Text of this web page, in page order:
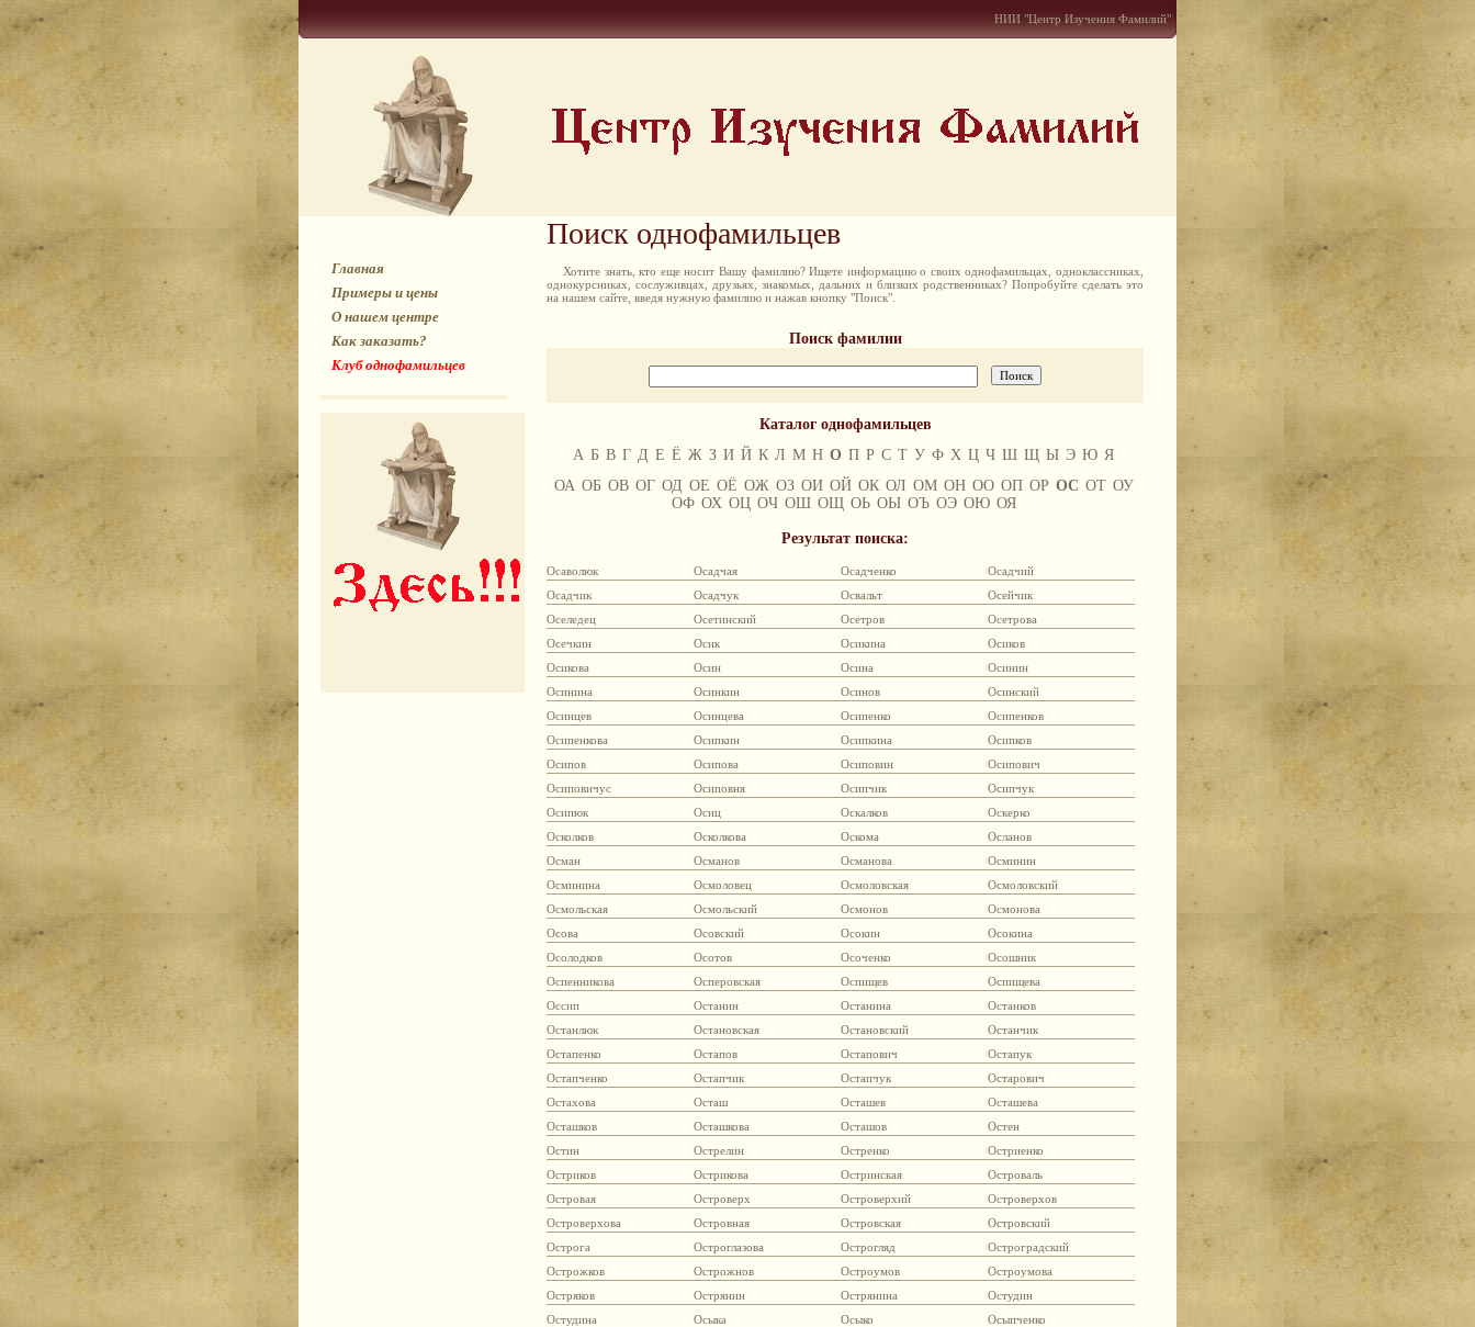
НИИ "Центр Изучения Фамилий"
Главная
Примеры и цены
О нашем центре
Как заказать?
Клуб однофамильцев
Поиск однофамильцев
Хотите знать, кто еще носит Вашу фамилию? Ищете информацию о своих однофамильцах, одноклассниках,
однокурсниках, сослуживцах, друзьях, знакомых, дальних и близких родственниках? Попробуйте сделать это
на нашем сайте, введя нужную фамилию и нажав кнопку "Поиск".
Поиск фамилии
Каталог однофамильцев
А Б В Г Д Е Ё Ж З И Й К Л М Н О П Р С Т У Ф Х Ц Ч Ш Щ Ы Э Ю Я
ОА ОБ ОВ ОГ ОД ОЕ ОЁ ОЖ ОЗ ОИ ОЙ ОК ОЛ ОМ ОН ОО ОП ОР ОС ОТ ОУ
ОФ ОХ ОЦ ОЧ ОШ ОЩ ОЬ ОЫ ОЪ ОЭ ОЮ ОЯ
Результат поиска:
Осаволюк Осадчая Осадченко
Осадчий
Осадчик
Осадчук Освальт
Осейчик
Оселедец
Осетинский Осетров
Осетрова
Осечкин
Осик Осикина
Осиков
Осикова
Осин Осина
Осинин
Осинина
Осинкин Осинов
Осинский
Осинцев
Осинцева Осипенко
Осипенков
Осипенкова
Осипкин Осипкина
Осипков
Осипов
Осипова Осиповин
Осипович
Осиповичус
Осиповня Осипчик
Осипчук
Осипюк
Осиц Оскалков
Оскерко
Осколков
Осколкова Оскома
Осланов
Осман
Османов Османова
Осминин
Осминина
Осмоловец Осмоловская
Осмоловский
Осмольская
Осмольский Осмонов
Осмонова
Осова
Осовский Осокин
Осокина
Осолодков
Осотов Осоченко
Осошник
Оспенникова
Осперовская Оспищев
Оспищева
Оссип
Останин Останина
Останков
Останлюк
Остановская Остановский
Останчик
Остапенко
Остапов Остапович
Остапук
Остапченко
Остапчик Остапчук
Остарович
Остахова
Осташ Осташев
Осташева
Осташков
Осташкова Осташов
Остен
Остин
Острелин Остренко
Остриенко
Остриков
Острикова Остринская
Островаль
Островая
Островерх Островерхий
Островерхов
Островерхова
Островная Островская
Островский
Острога
Остроглазова Острогляд
Остроградский
Острожков
Острожнов Остроумов
Остроумова
Остряков
Острянин Острянина
Остудин
Остудина
Осыка Осыко
Осыпченко